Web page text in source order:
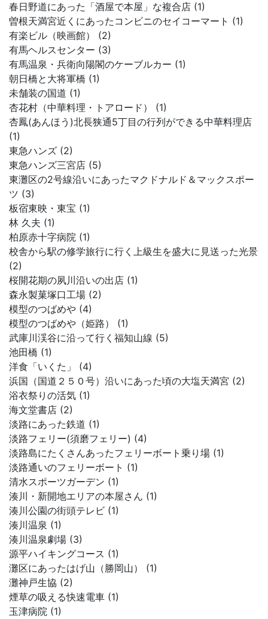
春日野道にあった「酒屋で本屋」な複合店 (1)
曽根天満宮近くにあったコンビニのセイコーマート (1)
有楽ビル（映画館） (2)
有馬ヘルスセンター (3)
有馬温泉・兵衛向陽閣のケーブルカー (1)
朝日橋と大将軍橋 (1)
未舗装の国道 (1)
杏花村（中華料理・トアロード） (1)
杏鳳(あんほう)北長狭通5丁目の行列ができる中華料理店
(1)
東急ハンズ (2)
東急ハンズ三宮店 (5)
東灘区の2号線沿いにあったマクドナルド＆マックスポー
ツ (3)
板宿東映・東宝 (1)
林 久夫 (1)
柏原赤十字病院 (1)
校舎から駅の修学旅行に行く上級生を盛大に見送った光景
(2)
桜開花期の夙川沿いの出店 (1)
森永製菓塚口工場 (2)
模型のつばめや (4)
模型のつばめや（姫路） (1)
武庫川渓谷に沿って行く福知山線 (5)
池田橋 (1)
洋食「いくた」 (4)
浜国（国道２５０号）沿いにあった頃の大塩天満宮 (2)
浴衣祭りの活気 (1)
海文堂書店 (2)
淡路にあった鉄道 (1)
淡路フェリー(須磨フェリー) (4)
淡路島にたくさんあったフェリーボート乗り場 (1)
淡路通いのフェリーボート (1)
清水スポーツガーデン (1)
湊川・新開地エリアの本屋さん (1)
湊川公園の街頭テレビ (1)
湊川温泉 (1)
湊川温泉劇場 (3)
源平ハイキングコース (1)
灘区にあったはげ山（勝岡山） (1)
灘神戸生協 (2)
煙草の吸える快速電車 (1)
玉津病院 (1)